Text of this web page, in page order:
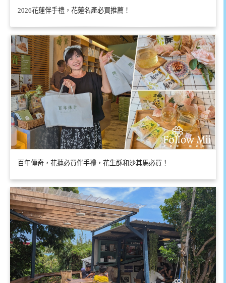
2026花蓮伴手禮，花蓮名產必買推薦！
百年傳奇，花蓮必買伴手禮，花生酥和沙其馬必買！